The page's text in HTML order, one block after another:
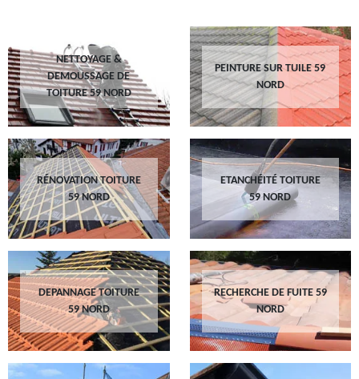
NETTOYAGE &
DEMOUSSAGE DE
TOITURE 59 NORD
PEINTURE SUR TUILE 59
NORD
RÉNOVATION TOITURE
59 NORD
ETANCHÉITÉ TOITURE
59 NORD
DEPANNAGE TOITURE
59 NORD
RECHERCHE DE FUITE 59
NORD